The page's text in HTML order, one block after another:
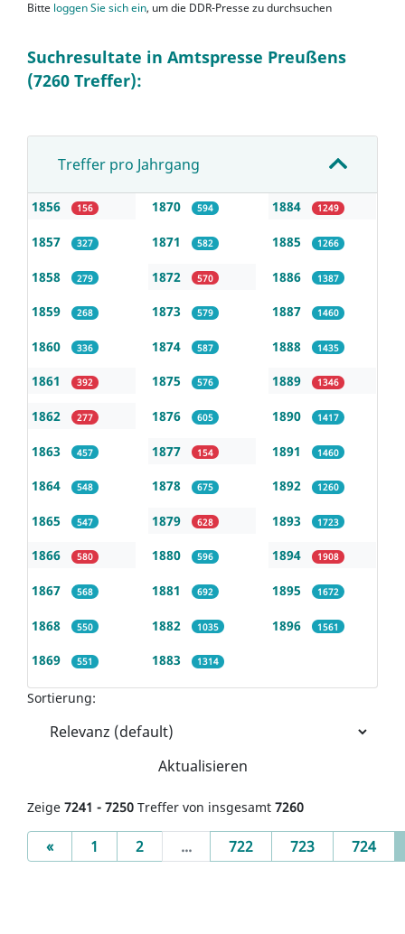
Bitte loggen Sie sich ein, um die DDR-Presse zu durchsuchen
Suchresultate in Amtspresse Preußens
(7260 Treffer):
Treffer pro Jahrgang
1856 156
1857 327
1858 279
1859 268
1860 336
1861 392
1862 277
1863 457
1864 548
1865 547
1866 580
1867 568
1868 550
1869 551
1870 594
1871 582
1872 570
1873 579
1874 587
1875 576
1876 605
1877 154
1878 675
1879 628
1880 596
1881 692
1882 1035
1883 1314
1884 1249
1885 1266
1886 1387
1887 1460
1888 1435
1889 1346
1890 1417
1891 1460
1892 1260
1893 1723
1894 1908
1895 1672
1896 1561
Sortierung:
Aktualisieren
Zeige 7241 - 7250 Treffer von insgesamt 7260
«Previous
1 2 ... 722 723 724